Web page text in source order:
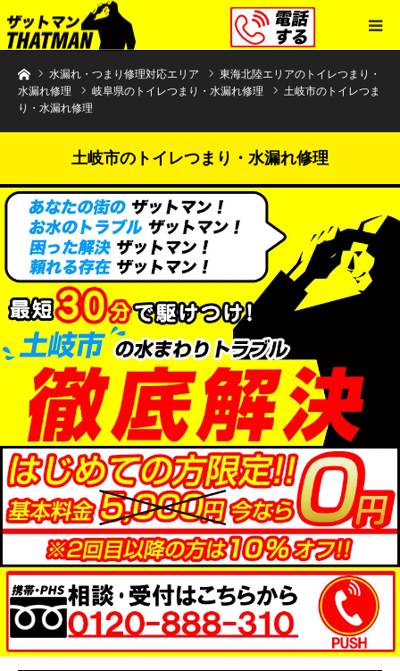
水まわりトラブル解決のザットマン
水漏れ・つまり修理対応エリア
東海北陸エリアのトイレつまり・
水漏れ修理
岐阜県のトイレつまり・水漏れ修理
土岐市のトイレつま
り・水漏れ修理
土岐市のトイレつまり・水漏れ修理